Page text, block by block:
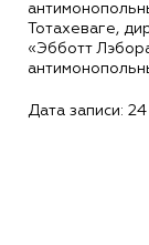
Тотахеваге,
«Эбботт
Дата записи: